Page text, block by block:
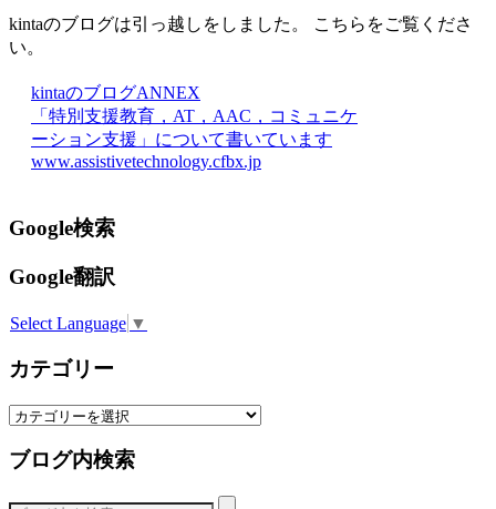
kintaのブログは引っ越しをしました。 こちらをご覧くださ
い。
kintaのブログANNEX
「特別支援教育，AT，AAC，コミュニケ
ーション支援」について書いています
www.assistivetechnology.cfbx.jp
Google検索
Google翻訳
Select Language ▼
カテゴリー
カ
ゴ
ブログ内検索